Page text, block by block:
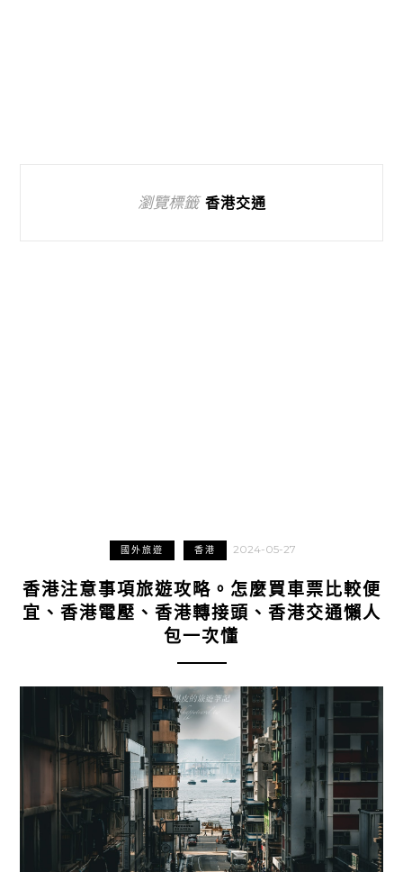
瀏覽標籤 香港交通
國外旅遊 香港 2024-05-27
香港注意事項旅遊攻略。怎麼買車票比較便
宜、香港電壓、香港轉接頭、香港交通懶人
包一次懂